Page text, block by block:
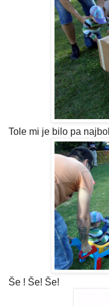
Tole mi je bilo pa
Še ! Še! Še!